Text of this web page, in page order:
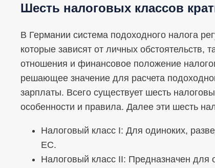
Шесть налоговых классов
В Германии система подоходного налога
которые зависят от личных обстоятельств,
отношения и финансовое положение
решающее значение для расчета
зарплаты. Всего существует шесть
особенности и правила. Далее эти шесть
Налоговый класс I: Для одиноких,
ЕС.
Налоговый класс II: Предназначен для